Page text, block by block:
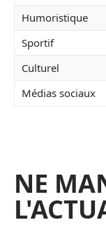
Humoristique
Sportif
Culturel
Médias sociaux
NE